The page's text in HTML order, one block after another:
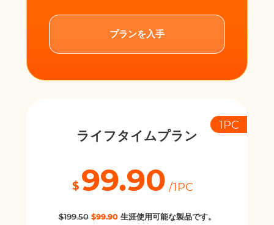
プランを入手
ライフタイムプラン
1PC
$ 99.90 /1PC
$199.50 $99.90生涯使用可能な製品です。